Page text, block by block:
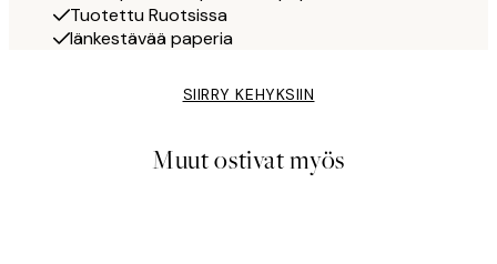
Tuotettu Ruotsissa
Iänkestävää paperia
SIIRRY KEHYKSIIN
Muut ostivat myös